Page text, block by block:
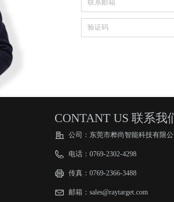
CONTANT US 联系我
公司： 东莞市桦尚智能科技有限
电话： 0769-2302-4298
传真： 0769-2366-3488
邮箱： sales@raytarget.com